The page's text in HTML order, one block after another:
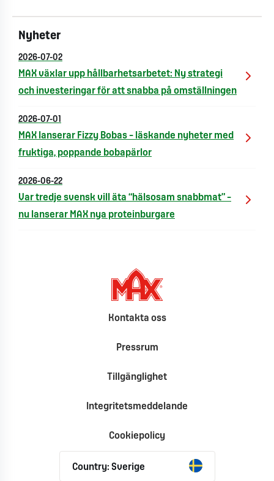
Nyheter
2026-07-02
MAX växlar upp hållbarhetsarbetet: Ny strategi
och investeringar för att snabba på omställningen
2026-07-01
MAX lanserar Fizzy Bobas – läskande nyheter med
fruktiga, poppande bobapärlor
2026-06-22
Var tredje svensk vill äta “hälsosam snabbmat” –
nu lanserar MAX nya proteinburgare
Kontakta oss
Pressrum
Tillgänglighet
Integritetsmeddelande
Cookiepolicy
Country: Sverige